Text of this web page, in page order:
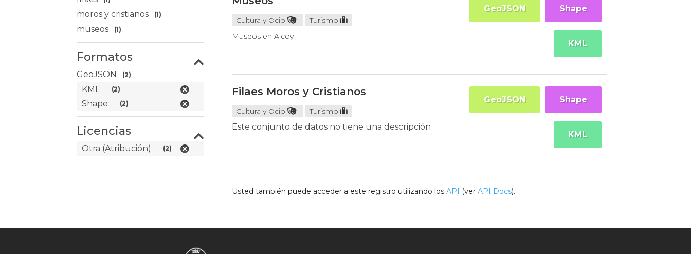
moros y cristianos (1)
museos (1)
Formatos
GeoJSON (2)
KML (2)
Shape (2)
Licencias
Otra (Atribución) (2)
Cultura y Ocio
Turismo
Museos en Alcoy
Shape
GeoJSON
KML
Filaes Moros y Cristianos
Cultura y Ocio Turismo
Este conjunto de datos no tiene una descripción
Shape
GeoJSON
KML
Usted también puede acceder a este registro utilizando los API (ver API Docs).